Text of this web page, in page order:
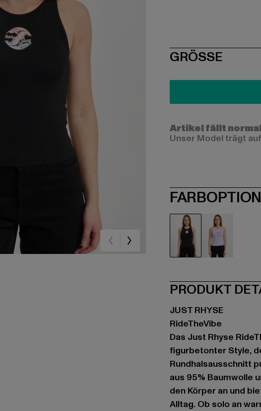
SIZE
GRÖSSE
Artikel fällt
Unser Model trägt
PRODUKT
JUST RHYSE
RideTheVibe
Das Just Rhyse
figurbetonter Style,
Rundhalsausschnitt
aus 95% Baumwolle
den Körper an und
Alltag. Ob solo an